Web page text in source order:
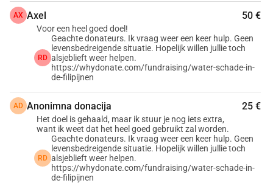
podnijeti.
Zato ovaj poziv. Ne iz obaveze već iz nade.
Ako možete i želite pridonijeti, bili bismo jako zahvalni. A
ako imate pitanja ili želite znati tko su ti ljudi i što se točno
događa, slobodno se javite.
Znam da svi imamo svoje brige. No, ako možete nešto
odvojiti, to bi bila ogromna podrška za Wendhell, a i za nas.
Hvala na čitanju,
Rens i Marjan Duijsens
AX Axel 50 €
Voor een heel goed doel!
RD
Geachte donateurs. Ik vraag weer een keer hulp. Geen
levensbedreigende situatie. Hopelijk willen jullie toch
alsjeblieft weer helpen.
https://whydonate.com/fundraising/water-schade-in-
de-filipijnen
AD Anonimna donacija 25 €
Het doel is gehaald, maar ik stuur je nog iets extra,
want ik weet dat het heel goed gebruikt zal worden.
RD
Geachte donateurs. Ik vraag weer een keer hulp. Geen
levensbedreigende situatie. Hopelijk willen jullie toch
alsjeblieft weer helpen.
https://whydonate.com/fundraising/water-schade-in-
de-filipijnen